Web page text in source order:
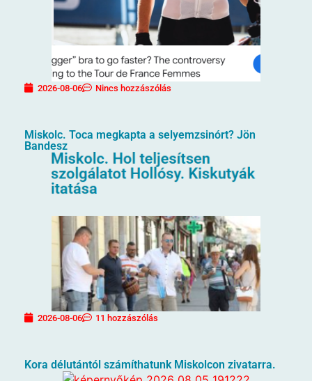
2026-08-06 Nincs hozzászólás
Miskolc. Toca megkapta a selyemzsinórt? Jön
Bandesz
2026-08-06 11 hozzászólás
Kora délutántól számíthatunk Miskolcon zivatarra.